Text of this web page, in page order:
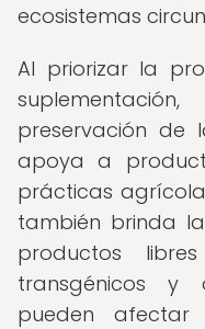
ecosistemas
Al priorizar la
preservación
apoya a
prácticas
también brinda
productos
transgénicos y
pueden